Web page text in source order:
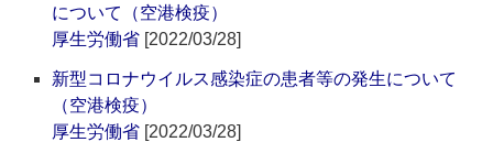
について（空港検疫）
厚生労働省 [2022/03/28]
新型コロナウイルス感染症の患者等の発生について
（空港検疫）
厚生労働省 [2022/03/28]